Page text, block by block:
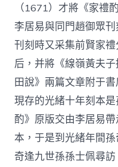
（1671）才將《家禮
李居易與同門趙御眾
刊刻時又采集前賢家
后，并將《線嶺黃夫
田說》兩篇文章附于
現存的光緒十年刻本
酌》原版交由李居易
本，于是到光緒年間
奇逢九世孫孫士佩尋